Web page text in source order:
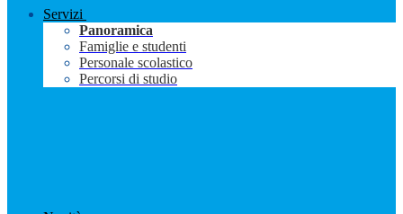
Servizi
Panoramica
Famiglie e studenti
Personale scolastico
Percorsi di studio